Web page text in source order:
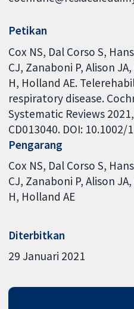
Petikan
Cox NS, Dal Corso S,
CJ, Zanaboni P, Alison
H, Holland AE.
respiratory disease.
Systematic Reviews
CD013040. DOI:
Pengarang
Cox NS Dal Corso S
CJ Zanaboni P Alison JA
H Holland AE
Diterbitkan
29 Januari 2021